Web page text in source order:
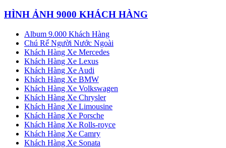
HÌNH ẢNH 9000 KHÁCH HÀNG
Album 9.000 Khách Hàng
Chú Rể Người Nước Ngoài
Khách Hàng Xe Mercedes
Khách Hàng Xe Lexus
Khách Hàng Xe Audi
Khách Hàng Xe BMW
Khách Hàng Xe Volkswagen
Khách Hàng Xe Chrysler
Khách Hàng Xe Limousine
Khách Hàng Xe Porsche
Khách Hàng Xe Rolls-royce
Khách Hàng Xe Camry
Khách Hàng Xe Sonata